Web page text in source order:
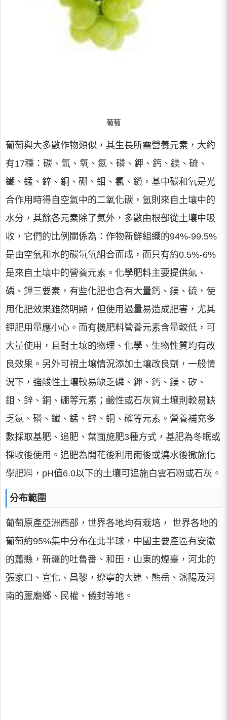
葡萄
葡萄與大多數作物類似，其生長所需營養元素，大約
有17種：碳、氫、氧、氮、磷、鉀、鈣、鎂、硫、
鐵、錳、鋅、銅、硼、鉬、氯、鑽，基中碳和氧是光
合作用時得自空氣中的二氧化碳，氫則來自土壤中的
水分，其餘各元素除了氮外，多數由根部從土壤中吸
收，它們的比例關係為：作物新鮮組織的94%-99.5%
是由空氣和水的碳氫氧組合而成，而只有約0.5%-6%
是來自土壤中的營養元素。化學肥料主要提供氮、
磷、鉀三要素，有些化肥也含有大量鈣、鎂、硫，使
用化肥效果雖然明顯，但使用過量易造成肥害，尤其
鉀肥用量應小心。而有機肥料營養元素含量較低，可
大量使用，且對土壤的物理、化學、生物性質均有改
良效果。另外可視土壤情況添加土壤改良劑，一般情
況下，強酸性土壤較易缺乏磷、鉀、鈣、鎂、矽、
鉬、鋅、銅、硼等元素；鹼性或石灰質土壤則較易缺
乏氮、磷、鐵、錳、鋅、銅、確等元素。營養補充多
數採取基肥、追肥、葉面施肥3種方式，基肥為冬眠或
採收後使用。追肥為開花後利用雨後或澆水後撒施化
學肥料，pH值6.0以下的土壤可追施白雲石粉或石灰。
分布範圍
葡萄原產亞洲西部，世界各地均有栽培， 世界各地的
葡萄約95%集中分布在北半球，中國主要產區有安徽
的蕭縣，新疆的吐魯番、和田，山東的煙臺，河北的
張家口、宣化、昌黎，遼寧的大連、熊岳、瀋陽及河
南的蘆廟鄉、民權、儀封等地。